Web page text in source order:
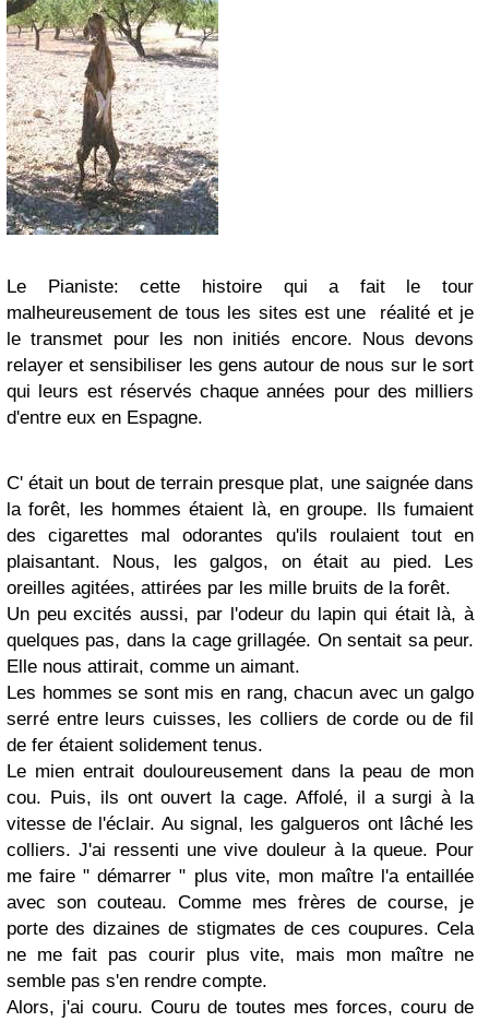
Le Pianiste: cette histoire qui a fait le tour
malheureusement de tous les sites est une réalité et je
le transmet pour les non initiés encore. Nous devons
relayer et sensibiliser les gens autour de nous sur le sort
qui leurs est réservés chaque années pour des milliers
d'entre eux en Espagne.
C' était un bout de terrain presque plat, une saignée dans
la forêt, les hommes étaient là, en groupe. Ils fumaient
des cigarettes mal odorantes qu'ils roulaient tout en
plaisantant. Nous, les galgos, on était au pied. Les
oreilles agitées, attirées par les mille bruits de la forêt.
Un peu excités aussi, par l'odeur du lapin qui était là, à
quelques pas, dans la cage grillagée. On sentait sa peur.
Elle nous attirait, comme un aimant.
Les hommes se sont mis en rang, chacun avec un galgo
serré entre leurs cuisses, les colliers de corde ou de fil
de fer étaient solidement tenus.
Le mien entrait douloureusement dans la peau de mon
cou. Puis, ils ont ouvert la cage. Affolé, il a surgi à la
vitesse de l'éclair. Au signal, les galgueros ont lâché les
colliers. J'ai ressenti une vive douleur à la queue. Pour
me faire " démarrer " plus vite, mon maître l'a entaillée
avec son couteau. Comme mes frères de course, je
porte des dizaines de stigmates de ces coupures. Cela
ne me fait pas courir plus vite, mais mon maître ne
semble pas s'en rendre compte.
Alors, j'ai couru. Couru de toutes mes forces, couru de